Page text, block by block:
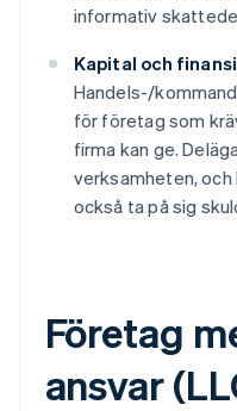
informativ
Kapital och
Handels-/
för företag som
firma kan ge.
verksamheten,
också ta på sig
Företag
ansvar